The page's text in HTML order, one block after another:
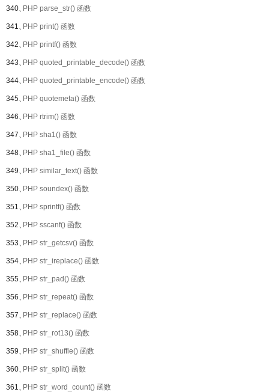
340、PHP parse_str() 函数
341、PHP print() 函数
342、PHP printf() 函数
343、PHP quoted_printable_decode() 函数
344、PHP quoted_printable_encode() 函数
345、PHP quotemeta() 函数
346、PHP rtrim() 函数
347、PHP sha1() 函数
348、PHP sha1_file() 函数
349、PHP similar_text() 函数
350、PHP soundex() 函数
351、PHP sprintf() 函数
352、PHP sscanf() 函数
353、PHP str_getcsv() 函数
354、PHP str_ireplace() 函数
355、PHP str_pad() 函数
356、PHP str_repeat() 函数
357、PHP str_replace() 函数
358、PHP str_rot13() 函数
359、PHP str_shuffle() 函数
360、PHP str_split() 函数
361、PHP str_word_count() 函数